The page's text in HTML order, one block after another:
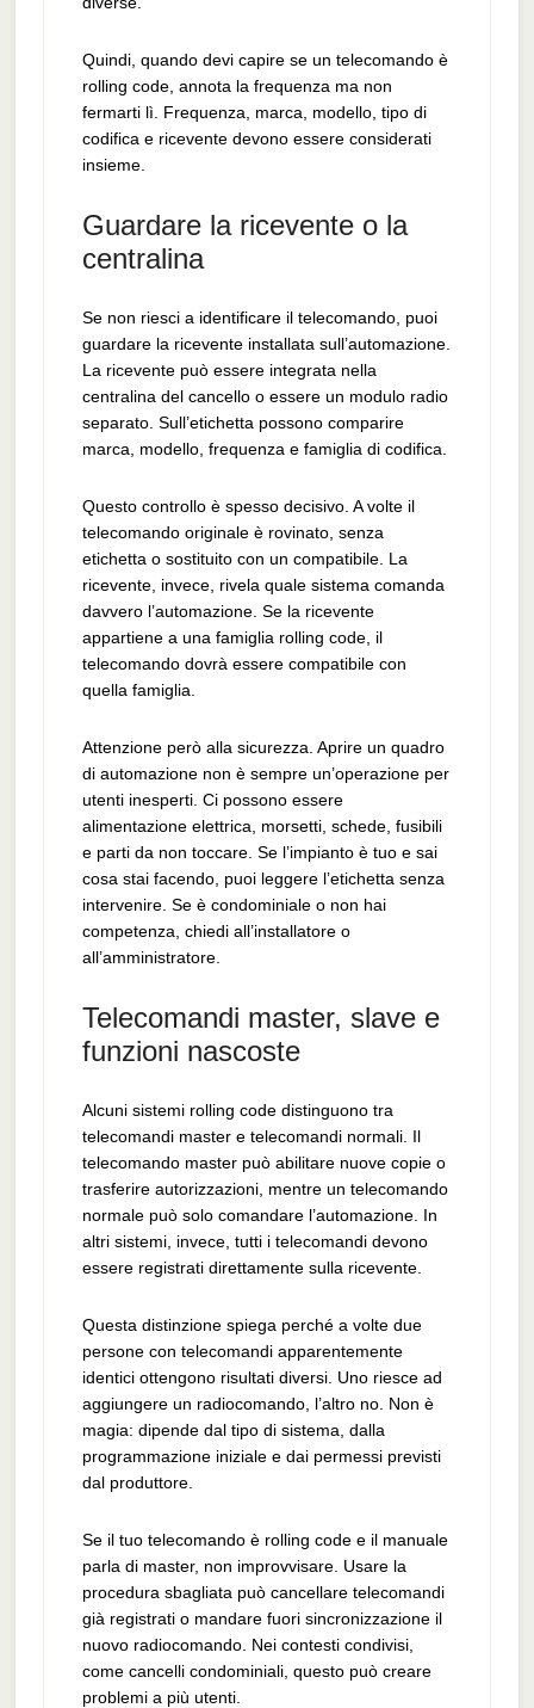
Quindi, quando devi capire se un telecomando è
rolling code, annota la frequenza ma non
fermarti lì. Frequenza, marca, modello, tipo di
codifica e ricevente devono essere considerati
insieme.
Guardare la ricevente o la
centralina
Se non riesci a identificare il telecomando, puoi
guardare la ricevente installata sull’automazione.
La ricevente può essere integrata nella
centralina del cancello o essere un modulo radio
separato. Sull’etichetta possono comparire
marca, modello, frequenza e famiglia di codifica.
Questo controllo è spesso decisivo. A volte il
telecomando originale è rovinato, senza
etichetta o sostituito con un compatibile. La
ricevente, invece, rivela quale sistema comanda
davvero l’automazione. Se la ricevente
appartiene a una famiglia rolling code, il
telecomando dovrà essere compatibile con
quella famiglia.
Attenzione però alla sicurezza. Aprire un quadro
di automazione non è sempre un’operazione per
utenti inesperti. Ci possono essere
alimentazione elettrica, morsetti, schede, fusibili
e parti da non toccare. Se l’impianto è tuo e sai
cosa stai facendo, puoi leggere l’etichetta senza
intervenire. Se è condominiale o non hai
competenza, chiedi all’installatore o
all’amministratore.
Telecomandi master, slave e
funzioni nascoste
Alcuni sistemi rolling code distinguono tra
telecomandi master e telecomandi normali. Il
telecomando master può abilitare nuove copie o
trasferire autorizzazioni, mentre un telecomando
normale può solo comandare l’automazione. In
altri sistemi, invece, tutti i telecomandi devono
essere registrati direttamente sulla ricevente.
Questa distinzione spiega perché a volte due
persone con telecomandi apparentemente
identici ottengono risultati diversi. Uno riesce ad
aggiungere un radiocomando, l’altro no. Non è
magia: dipende dal tipo di sistema, dalla
programmazione iniziale e dai permessi previsti
dal produttore.
Se il tuo telecomando è rolling code e il manuale
parla di master, non improvvisare. Usare la
procedura sbagliata può cancellare telecomandi
già registrati o mandare fuori sincronizzazione il
nuovo radiocomando. Nei contesti condivisi,
come cancelli condominiali, questo può creare
problemi a più utenti.